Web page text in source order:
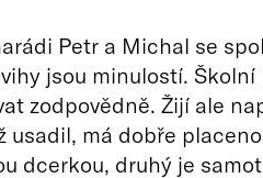
Petr a Michal se
jsou minulostí.
zodpovědně. Žijí ale
usadil, má dobře
dcerkou, druhý je